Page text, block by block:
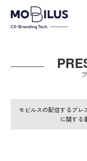
モビルス
導入事例
ユースケ
モビルスの配信するプレ
に関する